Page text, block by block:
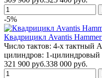
-5%
Квадрицикл Avantis
Число тактов: 4-х тактный
цилиндров: 1-цилиндровый
321 900 руб.338 000 руб.